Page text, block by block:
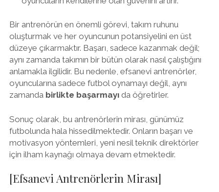
Bir antrenörün en önemli görevi, takım ruhunu
oluşturmak ve her oyuncunun potansiyelini en üst
düzeye çıkarmaktır. Başarı, sadece kazanmak değil;
aynı zamanda takımın bir bütün olarak nasıl çalıştığını
anlamakla ilgilidir. Bu nedenle, efsanevi antrenörler,
oyuncularına sadece futbol oynamayı değil, aynı
zamanda birlikte başarmayıda öğretirler.
Sonuç olarak, bu antrenörlerin mirası, günümüz
futbolunda hala hissedilmektedir. Onların başarı ve
motivasyon yöntemleri, yeni nesil teknik direktörler
için ilham kaynağı olmaya devam etmektedir.
[Efsanevi Antrenörlerin Mirası]